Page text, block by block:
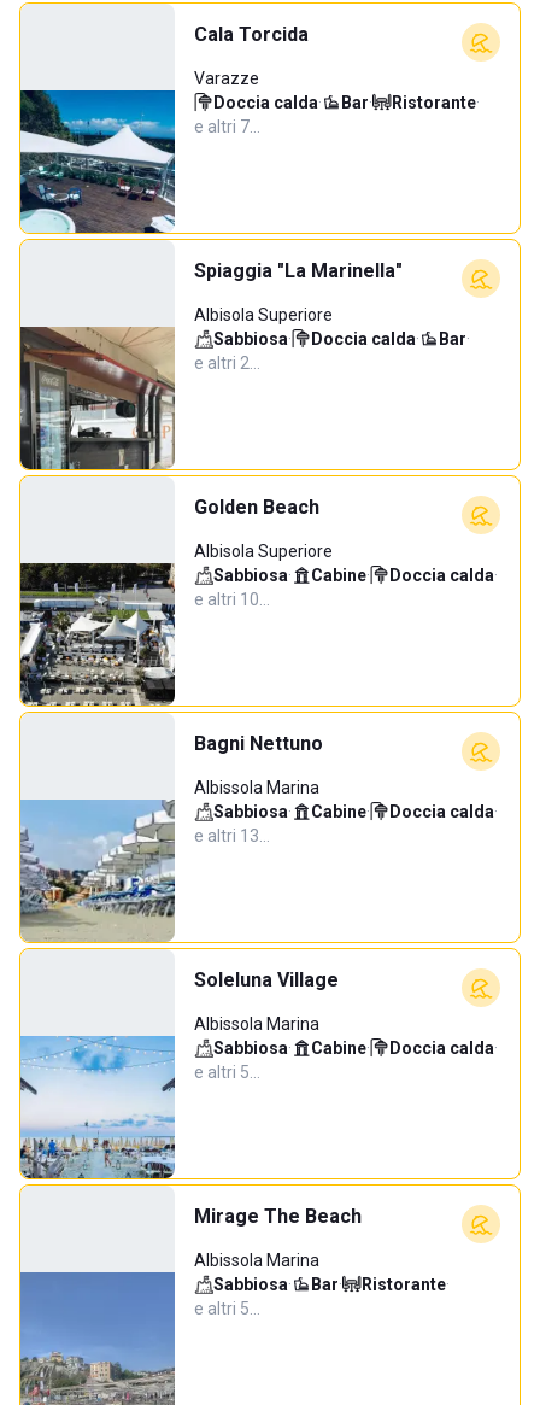
Cala Torcida
Varazze
Doccia calda· Bar· Ristorante·
e altri 7…
Spiaggia "La Marinella"
Albisola Superiore
Sabbiosa· Doccia calda· Bar·
e altri 2…
Golden Beach
Albisola Superiore
Sabbiosa· Cabine· Doccia calda·
e altri 10…
Bagni Nettuno
Albissola Marina
Sabbiosa· Cabine· Doccia calda·
e altri 13…
Soleluna Village
Albissola Marina
Sabbiosa· Cabine· Doccia calda·
e altri 5…
Mirage The Beach
Albissola Marina
Sabbiosa· Bar· Ristorante·
e altri 5…